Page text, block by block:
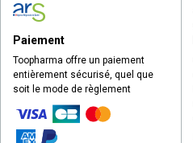
Paiement
Toopharma offre un paiement
entièrement sécurisé, quel que
soit le mode de règlement